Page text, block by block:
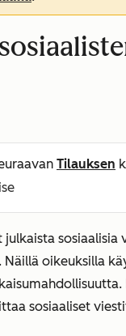
Tilauksen
sosiaalisia
. Näillä oikeuksilla
sosiaaliset